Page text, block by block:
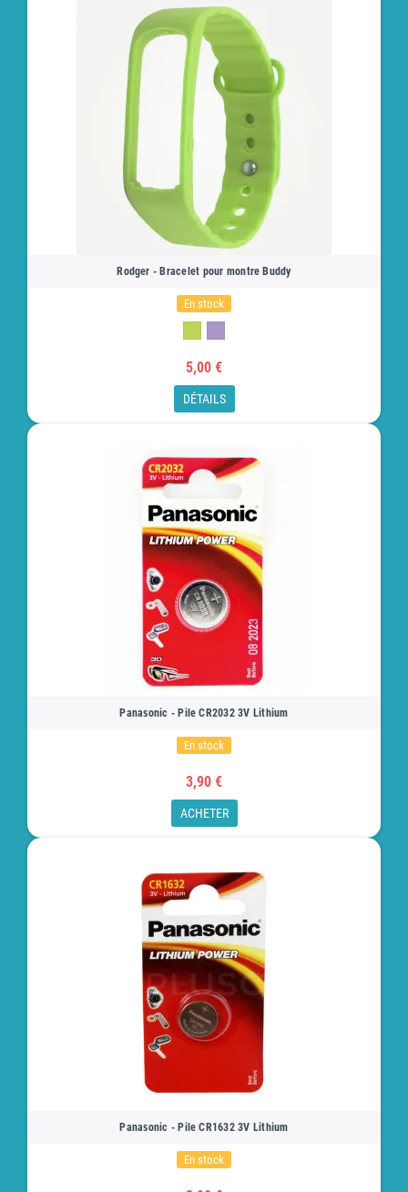
Rodger - Bracelet pour montre Buddy
En stock
5,00 €
DÉTAILS
Panasonic - Pile CR2032 3V Lithium
En stock
3,90 €
ACHETER
Panasonic - Pile CR1632 3V Lithium
En stock